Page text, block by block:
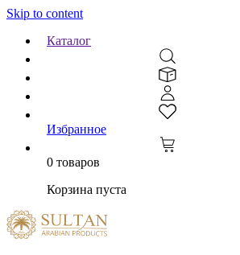
Skip to content
Каталог
Избранное
0 товаров
Корзина пуста